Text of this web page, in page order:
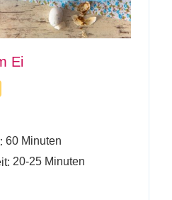
Ei
60 Minuten
20-25 Minuten